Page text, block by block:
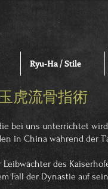
Ryu-Ha / Stile
虎流骨指術
bei uns unterrichtet
in China während der
des
Fall der Dynastie auf